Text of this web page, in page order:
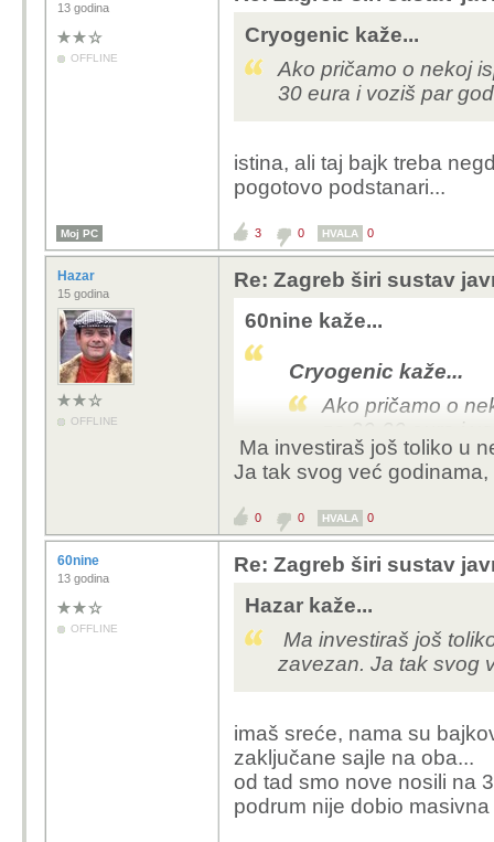
13 godina
OFFLINE
Cryogenic kaže...
Ako pričamo o nekoj
30 eura i voziš par
istina, ali taj bajk treba
pogotovo podstanari...
Moj PC 3 0 HVALA 0
Hazar
15 godina
OFFLINE
Re: Zagreb širi sustav
60nine kaže...
Cryogenic kaže...
Ako pričamo o
za 20-30 eura i
gradu - pogotovo
Ma investiraš još toliko u
Ja tak svog već godinama,
0 0 HVALA 0
60nine
13 godina
OFFLINE
Re: Zagreb širi sustav
Hazar kaže...
Ma investiraš još
zavezan. Ja tak svog
imaš sreće, nama su
zaključane sajle na oba...
od tad smo nove nosili na
podrum nije dobio